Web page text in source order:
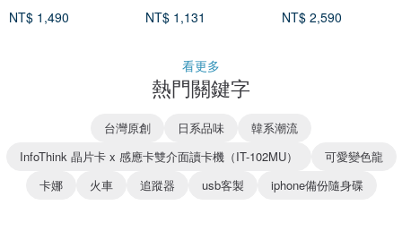
選
NT$ 1,490 NT$ 1,131
鎖
NT$ 2,590
看更多
熱門關鍵字
台灣原創 日系品味
韓系潮流
InfoThink 晶片卡 x 感應卡雙介面讀卡機（IT-102MU）
可愛變色龍
卡娜
火車 追蹤器 usb客製 iphone備份隨身碟